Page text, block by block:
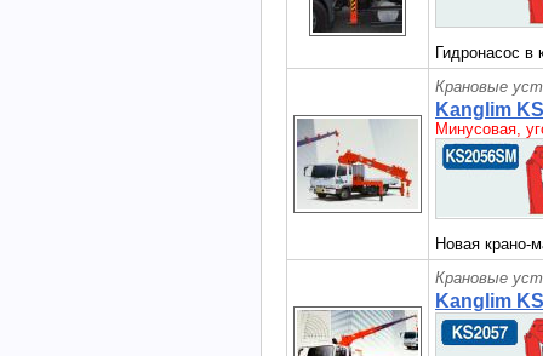
Гидронасос
Крановые
Kanglim
Минусовая,
Новая крано-
Крановые
Kanglim